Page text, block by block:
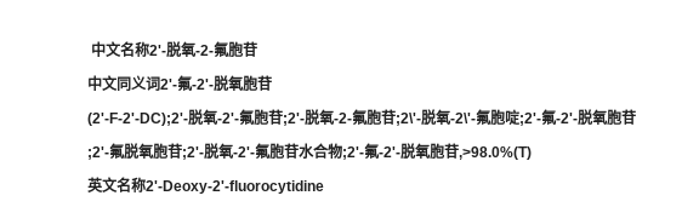
中文名称2'-脱氧-2-氟胞苷
中文同义词2'-氟-2'-脱氧胞苷
(2'-F-2'-DC);2'-脱氧-2'-氟胞苷;2'-脱氧-2-氟胞苷;2\'-脱氧-2\'-氟胞啶;2'-氟-2'-脱氧胞苷
;2'-氟脱氧胞苷;2'-脱氧-2'-氟胞苷水合物;2'-氟-2'-脱氧胞苷,>98.0%(T)
英文名称2'-Deoxy-2'-fluorocytidine